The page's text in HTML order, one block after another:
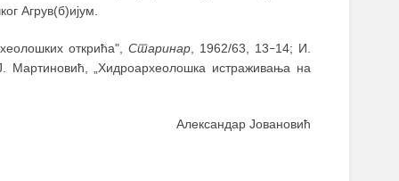
Агрув(б)ијум.
открића", Старинар, 1962/63, 13–14; И.
Мартиновић, „Хидроархеолошка истраживања на
Александар Јовановић